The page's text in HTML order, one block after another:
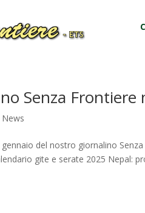
Senza Frontiere
News
del nostro giornalino
gite e serate 2025 Nepal: